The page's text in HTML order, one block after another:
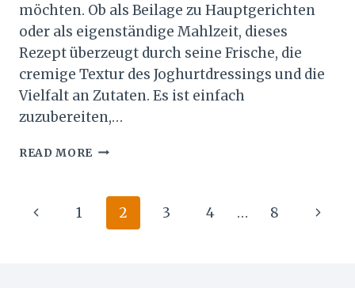
möchten. Ob als Beilage zu Hauptgerichten
oder als eigenständige Mahlzeit, dieses
Rezept überzeugt durch seine Frische, die
cremige Textur des Joghurtdressings und die
Vielfalt an Zutaten. Es ist einfach
zuzubereiten,…
READ MORE BLATTSALAT
EINFACH
ZUBEREITET
Page
Previous1 2 3 4 … 8
Next